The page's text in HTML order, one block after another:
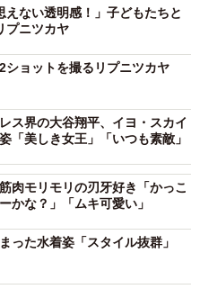
えない透明感！」子どもたちと
プニツカヤ
ショットを撮るリプニツカヤ
ス界の大谷翔平、イヨ・スカイ
「美しき女王」「いつも素敵」
肉モリモリの刃牙好き「かっこ
かな？」「ムキ可愛い」
った水着姿「スタイル抜群」